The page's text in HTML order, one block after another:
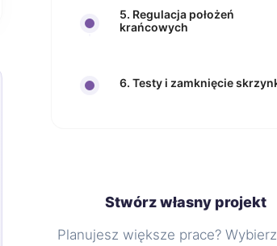
5. Regulacja położeń
krańcowych
6. Testy i zamknięcie
Stwórz własny projekt
Planujesz większe prace?